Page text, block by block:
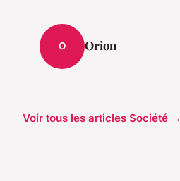
O Orion
Voir tous les articles Société →